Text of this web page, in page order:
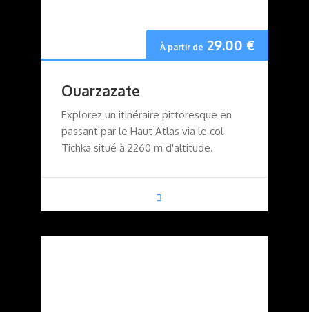
À partir de 29.00 €
Ouarzazate
Explorez un itinéraire pittoresque en
passant par le Haut Atlas via le col
Tichka situé à 2260 m d'altitude.